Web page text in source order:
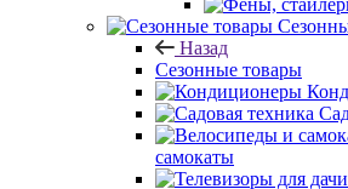
Назад
Сезонные товары
самокаты